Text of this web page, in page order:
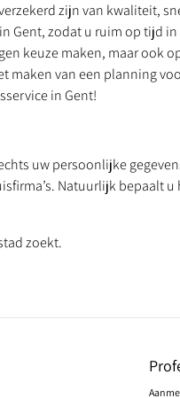
zijn van kwaliteit,
Gent, zodat u ruim op tijd
keuze maken, maar
van een planning
in Gent!
uw persoonlijke
Natuurlijk bepaalt
zoekt.